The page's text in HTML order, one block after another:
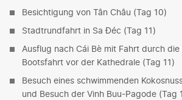
Besichtigung von Tân Châu (Tag 10)
Stadtrundfahrt in Sa Đéc (Tag 11)
Ausflug nach Cái Bè mit Fahrt durch
Bootsfahrt vor der Kathedrale (Tag 11)
Besuch eines schwimmenden
und Besuch der Vinh Buu-Pagode (Tag